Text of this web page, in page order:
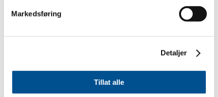
Markedsføring
Detaljer
Tillat alle